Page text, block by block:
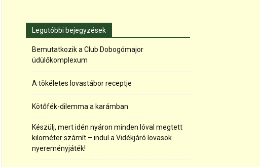
Legutóbbi bejegyzések
Bemutatkozik a Club Dobogómajor
üdülőkomplexum
A tökéletes lovastábor receptje
Kötőfék-dilemma a karámban
Készülj, mert idén nyáron minden lóval megtett
kilométer számít – indul a Vidékjáró lovasok
nyereményjáték!